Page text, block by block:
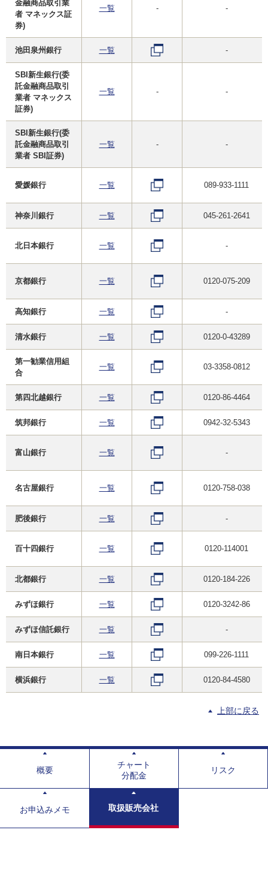
金融商品取引業
者 マネックス証
券)
一覧 - -
池田泉州銀行 一覧 -
SBI新生銀行(委
託金融商品取引
業者 マネックス
証券)
一覧 - -
SBI新生銀行(委
託金融商品取引
業者 SBI証券)
一覧 - -
愛媛銀行 一覧 089-933-1111
神奈川銀行 一覧 045-261-2641
北日本銀行 一覧 -
京都銀行 一覧 0120-075-209
高知銀行 一覧 -
清水銀行 一覧 0120-0-43289
第一勧業信用組
合
一覧 03-3358-0812
第四北越銀行 一覧 0120-86-4464
筑邦銀行 一覧 0942-32-5343
富山銀行 一覧 -
名古屋銀行 一覧 0120-758-038
肥後銀行 一覧 -
百十四銀行 一覧 0120-114001
北都銀行 一覧 0120-184-226
みずほ銀行 一覧 0120-3242-86
みずほ信託銀行 一覧 -
南日本銀行 一覧 099-226-1111
横浜銀行 一覧 0120-84-4580
上部に戻る
概要
チャート
分配金
リスク
お申込みメモ 取扱販売会社